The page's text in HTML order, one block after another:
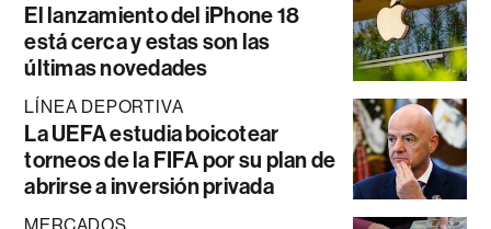
El lanzamiento del iPhone 18
está cerca y estas son las
últimas novedades
LÍNEA DEPORTIVA
La UEFA estudia boicotear
torneos de la FIFA por su plan de
abrirse a inversión privada